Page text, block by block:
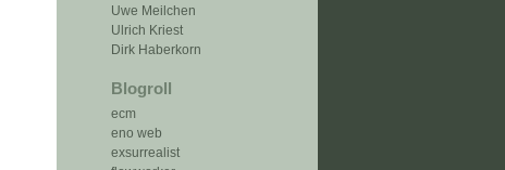
Uwe Meilchen
Ulrich Kriest
Dirk Haberkorn
Blogroll
ecm
eno web
exsurrealist